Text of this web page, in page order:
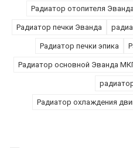
Радиатор отопителя Эванда
Радиатор печки Эванда
Радиатор печки эпика
Радиатор основной Эванда
Радиатор охлаждения